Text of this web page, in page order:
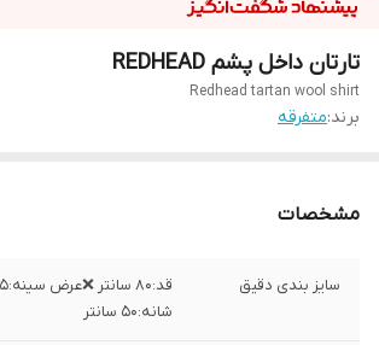
تارتان داخل پشم REDHEAD
Redhead tartan wool shirt
برند:متفرقه
مشخصات
سایز بندی دقیق
شانه:۵۰ سانتر